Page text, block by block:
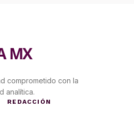
MX
comprometido con la
analítica.
REDACCIÓN